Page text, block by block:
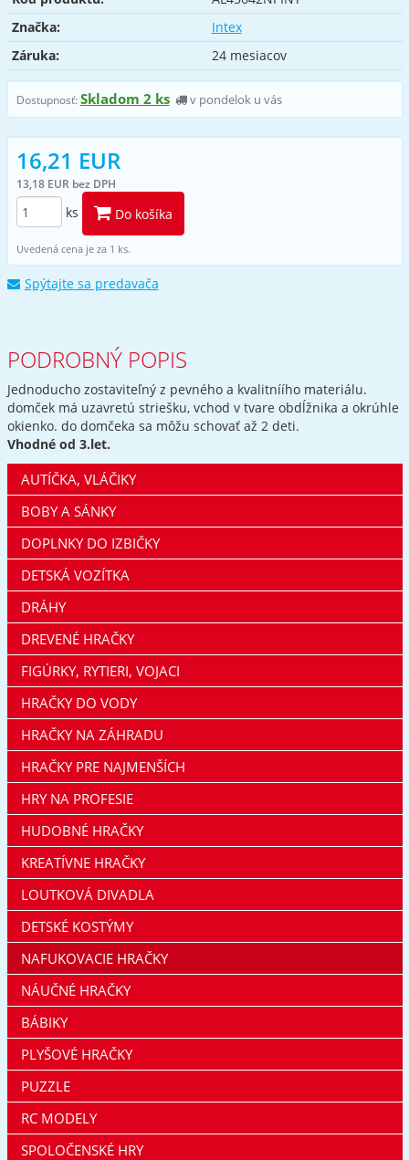
Značka:
Intex
Záruka:
24 mesiacov
Dostupnosť:Skladom 2 ks v pondelok u vás
16,21 EUR
13,18 EUR bez DPH
ks Do košíka
Uvedená cena je za 1 ks.
Spýtajte sa predavača
PODROBNÝ POPIS
Jednoducho zostaviteľný z pevného a kvalitníího materiálu.
domček má uzavretú striešku, vchod v tvare obdĺžnika a okrúhle
okienko. do domčeka sa môžu schovať až 2 deti.
Vhodné od 3.let.
AUTÍČKA, VLÁČIKY
BOBY A SÁNKY
DOPLNKY DO IZBIČKY
DETSKÁ VOZÍTKA
DRÁHY
DREVENÉ HRAČKY
FIGÚRKY, RYTIERI, VOJACI
HRAČKY DO VODY
HRAČKY NA ZÁHRADU
HRAČKY PRE NAJMENŠÍCH
HRY NA PROFESIE
HUDOBNÉ HRAČKY
KREATÍVNE HRAČKY
LOUTKOVÁ DIVADLA
DETSKÉ KOSTÝMY
NAFUKOVACIE HRAČKY
NÁUČNÉ HRAČKY
BÁBIKY
PLYŠOVÉ HRAČKY
PUZZLE
RC MODELY
SPOLOČENSKÉ HRY